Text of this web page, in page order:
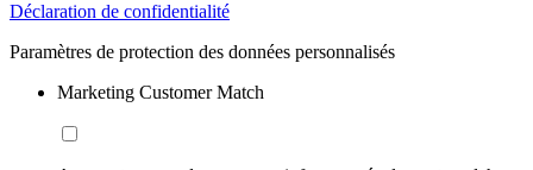
Déclaration de confidentialité
Paramètres de protection des données personnalisés
Marketing Customer Match